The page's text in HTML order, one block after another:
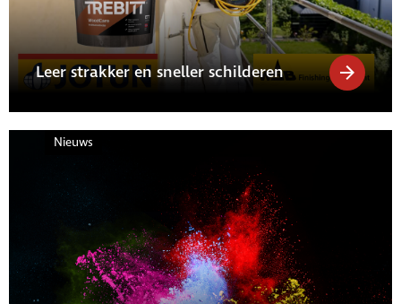
Leer strakker en sneller schilderen
Nieuws